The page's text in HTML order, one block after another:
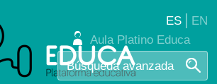
ES | EN
Aula Platino Educa